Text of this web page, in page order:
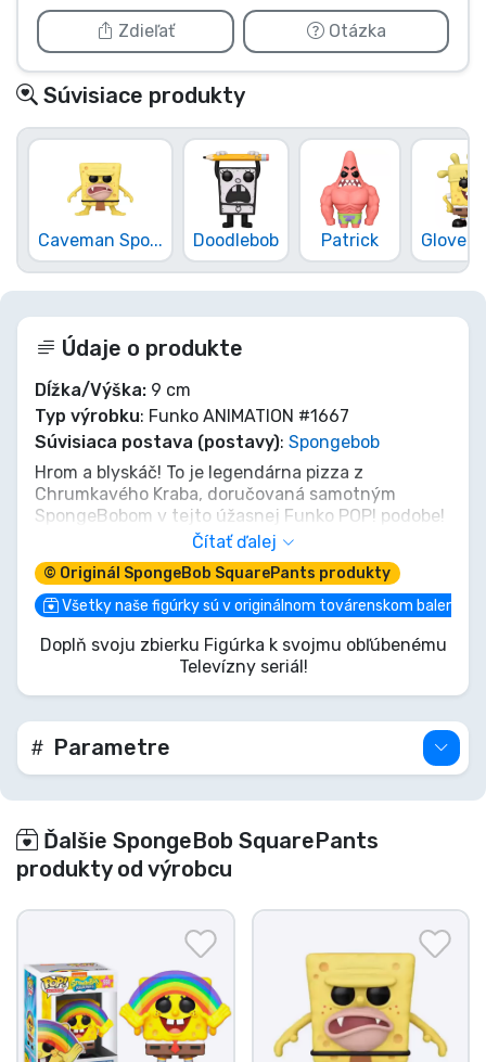
Zdieľať Otázka
Súvisiace produkty
Caveman Spo... Doodlebob Patrick Glove
Údaje o produkte
Dĺžka/Výška: 9 cm
Typ výrobku: Funko ANIMATION #1667
Súvisiaca postava (postavy): Spongebob
Hrom a blyskáč! To je legendárna pizza z
Chrumkavého Kraba, doručovaná samotným
SpongeBobom v tejto úžasnej Funko POP! podobe!
Znovu preži to najpamätnejšie doručenie,
zaspievaj si ikonickú zvučku a obdivuj
SpongeBobovu neochvejnú oddanosť voči
hladným zákazníkom. Toto nie je len taká hocijaká
pizza, toto je TÁ pizza, najlepšia v mori! Pridaj
tento esenciálny kúsok histórie z mestečka Bikini
Bottom do svojej zbierky, kým ti ho prefíkaný
Čítať ďalej
© Originál SpongeBob SquarePants produkty
Všetky naše figúrky sú v originálnom továrenskom balení
Doplň svoju zbierku Figúrka k svojmu obľúbenému
Televízny seriál!
Parametre
Ďalšie SpongeBob SquarePants
produkty od výrobcu